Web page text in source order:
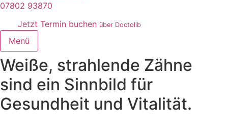
07802 93870
Jetzt Termin buchen über Doctolib
Menü
Weiße, strahlende Zähne
sind ein Sinnbild für
Gesundheit und Vitalität.